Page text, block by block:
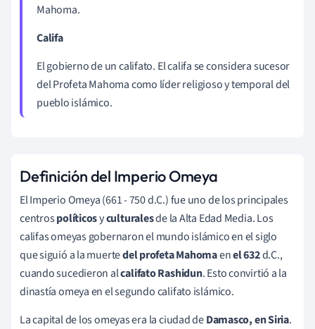
Mahoma.
Califa
El gobierno de un califato. El califa se considera sucesor
del Profeta Mahoma como líder religioso y temporal del
pueblo islámico.
Definición del Imperio Omeya
El Imperio Omeya (661 - 750 d.C.) fue uno de los principales
centrospolíticosyculturalesde la Alta Edad Media. Los
califas omeyas gobernaron el mundo islámico en el siglo
que siguió a la muertedel profeta Mahomaenel 632d.C.,
cuando sucedieron alcalifato Rashidun. Esto convirtió a la
dinastía omeya en el segundo califato islámico.
La capital de los omeyas era la ciudad deDamasco, enSiria.